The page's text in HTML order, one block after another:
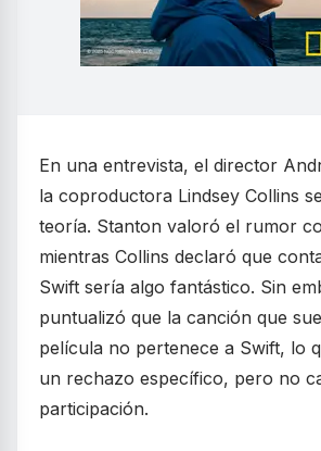
En una entrevista, el director
la coproductora Lindsey Collins
teoría. Stanton valoró el rumor
mientras Collins declaró que
Swift sería algo fantástico. Sin
puntualizó que la canción que
película no pertenece a Swift, lo
un rechazo específico, pero no
participación.